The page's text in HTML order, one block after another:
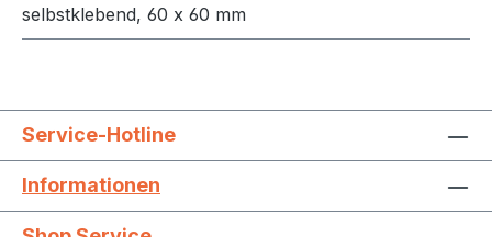
selbstklebend, 60 x 60 mm
Service-Hotline
Informationen